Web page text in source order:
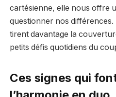
cartésienne, elle nous offre
questionner nos différences.
tirent davantage la
petits défis quotidiens du
Ces signes qui